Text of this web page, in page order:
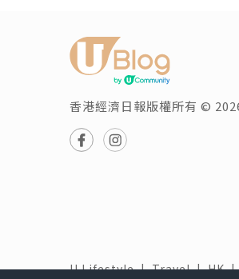
香港經濟日報版權所有 ©
U Lifestyle|Travel|HK